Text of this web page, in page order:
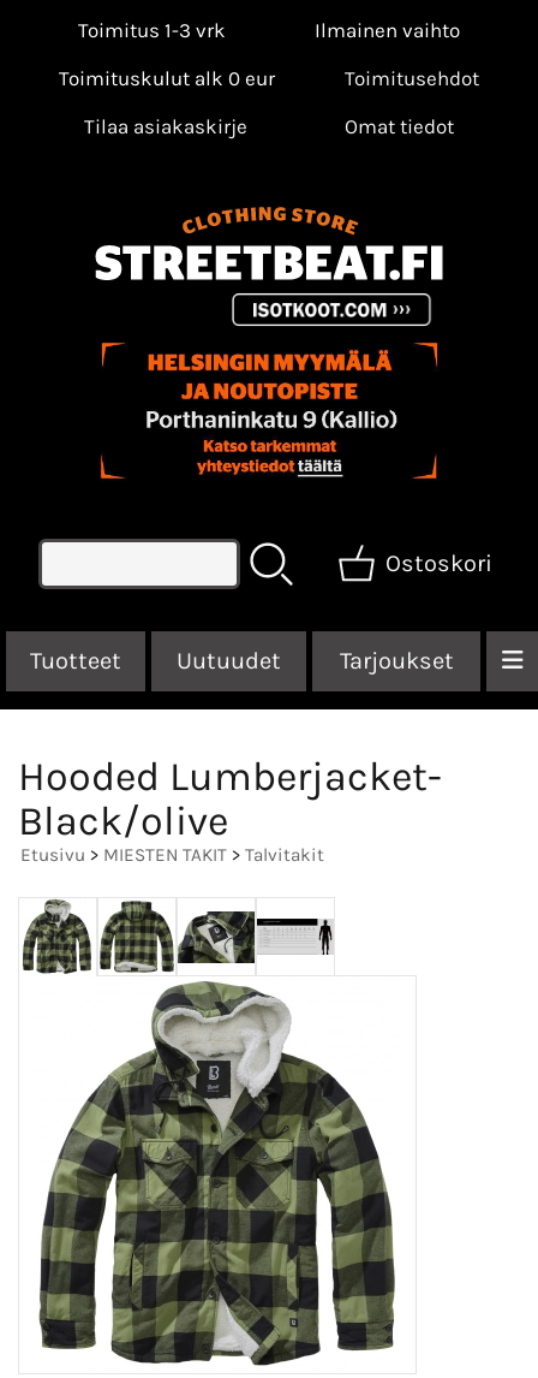
Toimitus 1-3 vrk
Ilmainen vaihto
Toimituskulut alk 0 eur
Toimitusehdot
Tilaa asiakaskirje
Omat tiedot
Ostoskori
Tuotteet Uutuudet Tarjoukset
Hooded Lumberjacket-
Black/olive
Etusivu > MIESTEN TAKIT > Talvitakit